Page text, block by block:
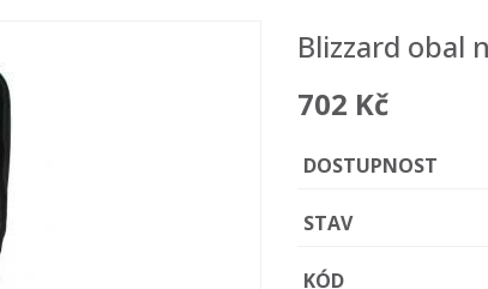
Blizzard obal
702 Kč
DOSTUPNOST
STAV
KÓD